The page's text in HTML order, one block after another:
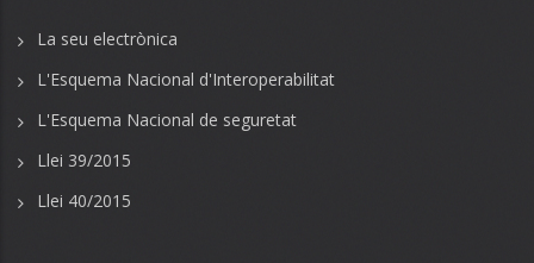
La seu electrònica
L'Esquema Nacional d'Interoperabilitat
L'Esquema Nacional de seguretat
Llei 39/2015
Llei 40/2015